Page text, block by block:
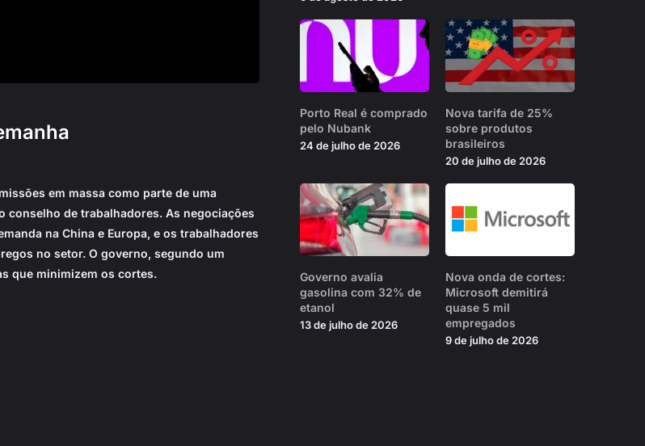
em massa como parte de uma
conselho de trabalhadores. As negociações
na China e Europa, e os trabalhadores
no setor. O governo, segundo um
que minimizem os cortes.
Porto Real é comprado
pelo Nubank
24 de julho de 2026
Nova tarifa de 25%
sobre produtos
brasileiros
20 de julho de 2026
Governo avalia
gasolina com 32% de
etanol
13 de julho de 2026
Nova onda de cortes:
Microsoft demitirá
quase 5 mil
empregados
9 de julho de 2026